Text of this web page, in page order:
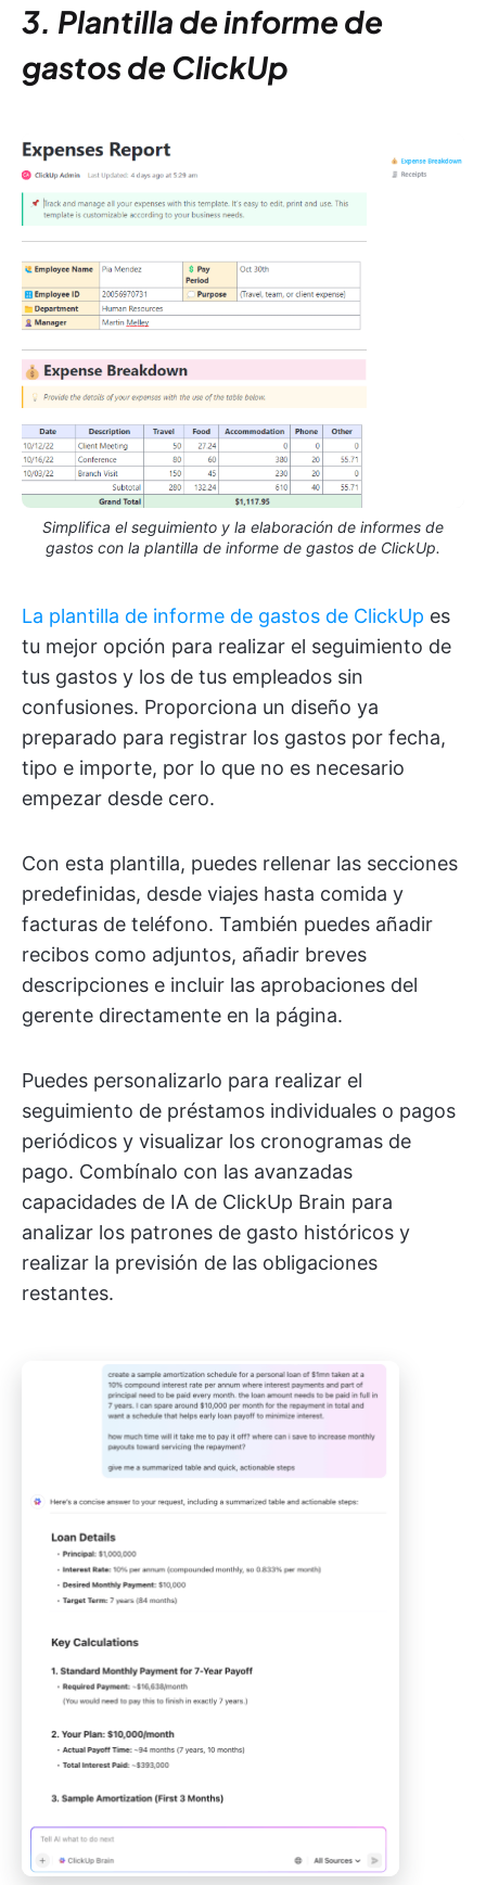
3. Plantilla de informe de
gastos de ClickUp
Simplifica el seguimiento y la elaboración de informes de
gastos con la plantilla de informe de gastos de ClickUp.
La plantilla de informe de gastos de ClickUp es
tu mejor opción para realizar el seguimiento de
tus gastos y los de tus empleados sin
confusiones. Proporciona un diseño ya
preparado para registrar los gastos por fecha,
tipo e importe, por lo que no es necesario
empezar desde cero.
Con esta plantilla, puedes rellenar las secciones
predefinidas, desde viajes hasta comida y
facturas de teléfono. También puedes añadir
recibos como adjuntos, añadir breves
descripciones e incluir las aprobaciones del
gerente directamente en la página.
Puedes personalizarlo para realizar el
seguimiento de préstamos individuales o pagos
periódicos y visualizar los cronogramas de
pago. Combínalo con las avanzadas
capacidades de IA de ClickUp Brain para
analizar los patrones de gasto históricos y
realizar la previsión de las obligaciones
restantes.